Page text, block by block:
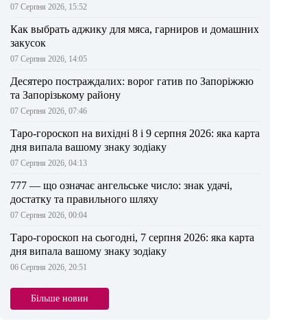
07 Серпня 2026, 15:52
Как выбрать аджику для мяса, гарниров и домашних
закусок
07 Серпня 2026, 14:05
Десятеро постраждалих: ворог гатив по Запоріжжю
та Запорізькому району
07 Серпня 2026, 07:46
Таро-гороскоп на вихідні 8 і 9 серпня 2026: яка карта
дня випала вашому знаку зодіаку
07 Серпня 2026, 04:13
777 — що означає ангельське число: знак удачі,
достатку та правильного шляху
07 Серпня 2026, 00:04
Таро-гороскоп на сьогодні, 7 серпня 2026: яка карта
дня випала вашому знаку зодіаку
06 Серпня 2026, 20:51
Більше новин